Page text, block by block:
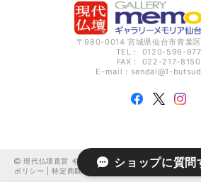
〒980-0014 宮城県仙台市青葉
TEL： 0120-596-977
FAX： 022-217-8150
E-mail： sendai@1-
現代仏壇直営 ギャラリーメモリア仙台広瀬通 オン
ポリシー
|特定商取引法に基づく表記
ショップに質問